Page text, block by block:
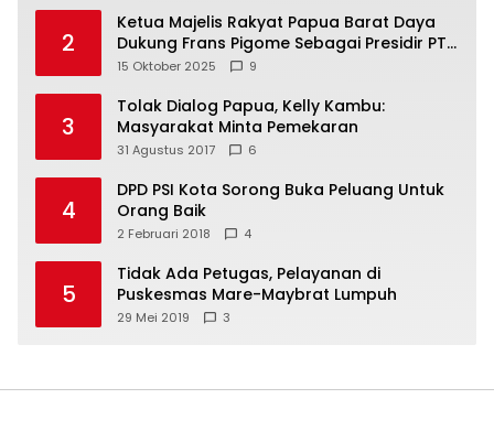
2
Ketua Majelis Rakyat Papua Barat Daya
Dukung Frans Pigome Sebagai Presidir PT
Freeport Indonesia
15 Oktober 2025 9
3
Tolak Dialog Papua, Kelly Kambu:
Masyarakat Minta Pemekaran
31 Agustus 2017 6
4
DPD PSI Kota Sorong Buka Peluang Untuk
Orang Baik
2 Februari 2018 4
5
Tidak Ada Petugas, Pelayanan di
Puskesmas Mare-Maybrat Lumpuh
29 Mei 2019 3